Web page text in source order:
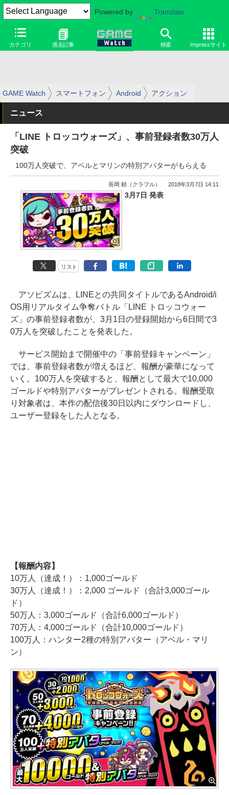
Powered by Translate
カテゴリ 過去記事 検索 Impressサイト
GAME Watch スマートフォン Android アクション
ニュース
「LINE トロッコウォーズ」、事前登録者数30万人
突破
100万人突破で、アベルとマリンの特別アバターがもらえる
長岡 頼（クラフル） 2018年3月7日 14:11
3月7日 発表
リスト
アソビズムは、LINEとの共同タイトルであるAndroid/i
OS用リアルタイム争奪バトル「LINE トロッコウォー
ズ」の事前登録者数が、3月1日の登録開始から6日間で3
0万人を突破したことを発表した。
サービス開始まで開催中の「事前登録キャンペーン」
では、事前登録者数が増えるほど、報酬が豪華になって
いく。100万人を突破すると、報酬として最大で10,000
ゴールドや特別アバターがプレゼントされる。報酬受取
り対象者は、本作の配信後30日以内にダウンロードし、
ユーザー登録をした人となる。
【報酬内容】
10万人（達成！）：1,000ゴールド
30万人（達成！）：2,000 ゴールド（合計3,000ゴール
ド）
50万人：3,000ゴールド（合計6,000ゴールド）
70万人：4,000ゴールド（合計10,000ゴールド）
100万人：ハンター2種の特別アバター（アベル・マリ
ン）